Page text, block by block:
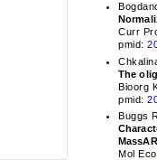
Curr
pmid:
The
Bioorg
pmid:
Buggs
Mol